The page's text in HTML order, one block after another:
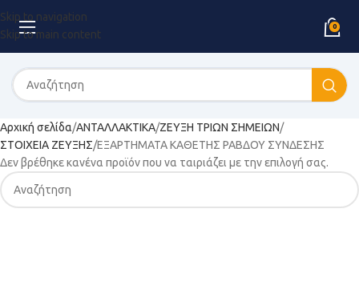
Skip to navigation
Skip to main content
0
Αρχική σελίδα ΑΝΤΑΛΛΑΚΤΙΚΑ ΖΕΥΞΗ ΤΡΙΩΝ ΣΗΜΕΙΩΝ
ΣΤΟΙΧΕΙΑ ΖΕΥΞΗΣ ΕΞΑΡΤΗΜΑΤΑ ΚΑΘΕΤΗΣ ΡΑΒΔΟΥ ΣΥΝΔΕΣΗΣ
Δεν βρέθηκε κανένα προϊόν που να ταιριάζει με την επιλογή σας.